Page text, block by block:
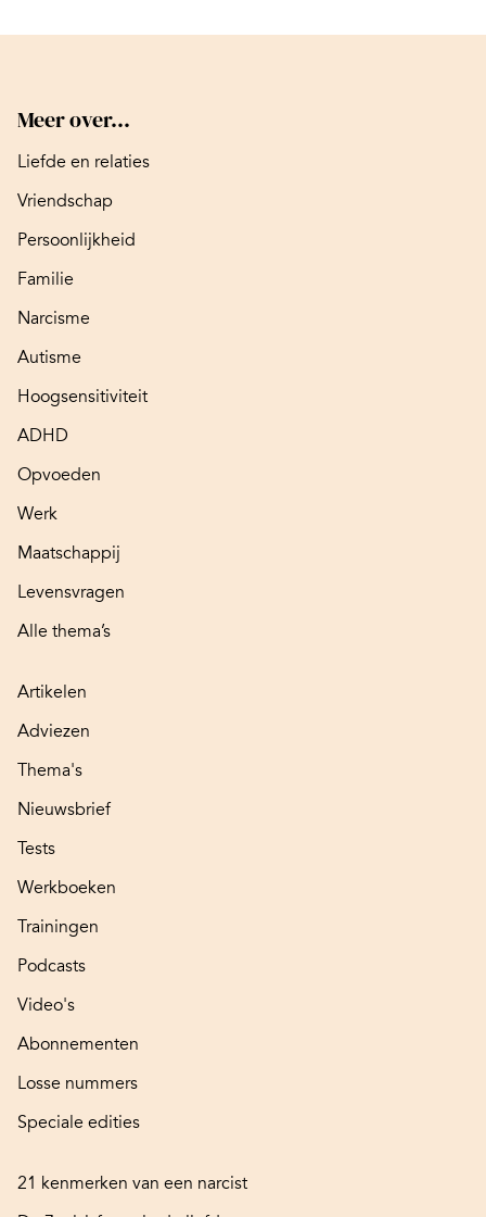
Meer over...
Liefde en relaties
Vriendschap
Persoonlijkheid
Familie
Narcisme
Autisme
Hoogsensitiviteit
ADHD
Opvoeden
Werk
Maatschappij
Levensvragen
Alle thema’s
Artikelen
Adviezen
Thema's
Nieuwsbrief
Tests
Werkboeken
Trainingen
Podcasts
Video's
Abonnementen
Losse nummers
Speciale edities
21 kenmerken van een narcist